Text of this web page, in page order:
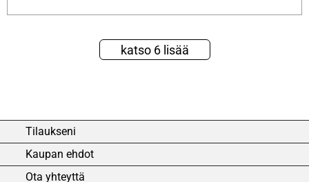
katso 6 lisää
Tilaukseni
Kaupan ehdot
Ota yhteyttä